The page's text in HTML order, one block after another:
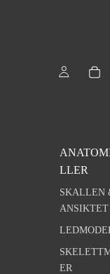
LLER
SKALLEN
ANSIKTET
ER